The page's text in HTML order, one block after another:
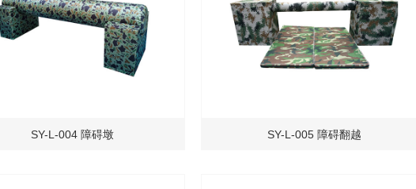
SY-L-004 障碍墩 SY-L-005 障碍翻越